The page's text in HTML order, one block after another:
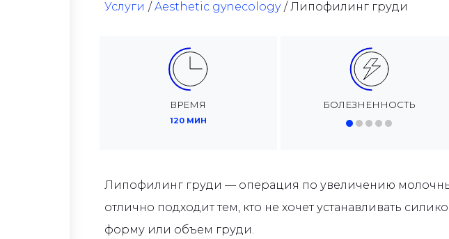
Услуги Aesthetic gynecology Липофилинг груди
ВРЕМЯ
120 МИН
БОЛЕЗНЕННОСТЬ
Липофилинг груди — операция по увеличению
отлично подходит тем, кто не хочет устанавливать
форму или объем груди.